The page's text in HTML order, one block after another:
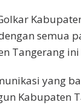
semua
Tangerang
yang
Kabupaten